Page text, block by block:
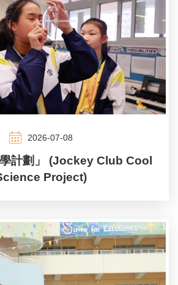
2026-07-08
學計劃」 (Jockey Club Cool
Project)